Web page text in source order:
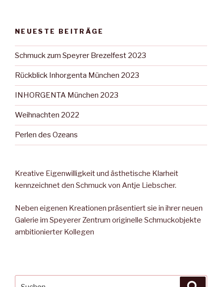
NEUESTE BEITRÄGE
Schmuck zum Speyrer Brezelfest 2023
Rückblick Inhorgenta München 2023
INHORGENTA München 2023
Weihnachten 2022
Perlen des Ozeans
Kreative Eigenwilligkeit und ästhetische Klarheit
kennzeichnet den Schmuck von Antje Liebscher.
Neben eigenen Kreationen präsentiert sie in ihrer neuen
Galerie im Speyerer Zentrum originelle Schmuckobjekte
ambitionierter Kollegen